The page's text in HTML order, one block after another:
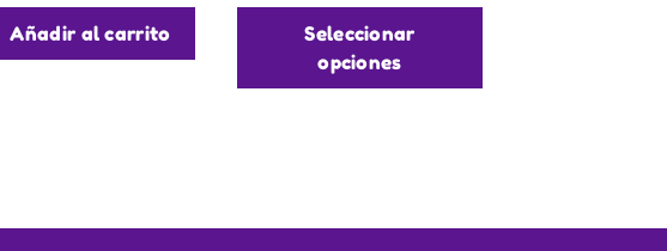
Añadir al carrito
Seleccionar
opciones